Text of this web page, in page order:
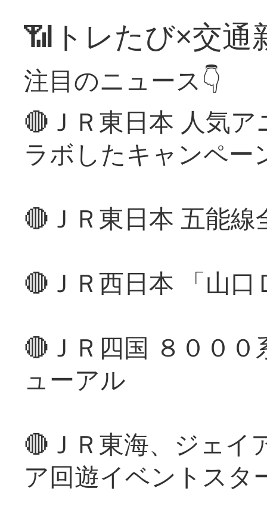
📶トレたび×交通
注目のニュース👇
🔴ＪＲ東日本 人気
ラボしたキャンペー
🔴ＪＲ東日本 五能
🔴ＪＲ西日本 「山
🔴ＪＲ四国 ８００
ューアル
🔴ＪＲ東海、ジェイ
ア回遊イベントスタ